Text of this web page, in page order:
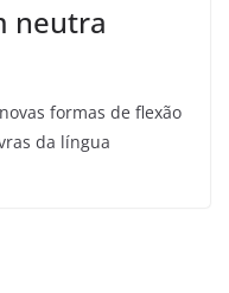
neutra
formas de flexão
da língua